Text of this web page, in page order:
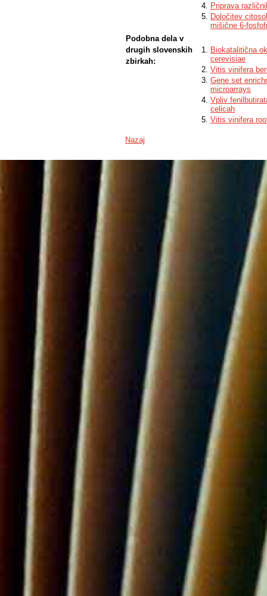
Priprava
Določitev
mišične 6-
Podobna dela v
drugih slovenskih
zbirkah:
Biokatalitična
cerevisiae
Vitis vinifera
Gene set
microarrays
Vpliv
celicah
Vitis vinifera
Nazaj